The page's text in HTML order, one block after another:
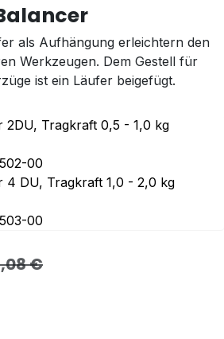
als Aufhängung erleichtern den
Werkzeugen. Dem Gestell für
ist ein Läufer beigefügt.
2DU, Tragkraft 0,5 - 1,0 kg
00
4 DU, Tragkraft 1,0 - 2,0 kg
00
€